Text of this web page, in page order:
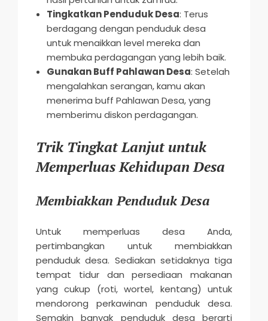
Tingkatkan Penduduk Desa: Terus
berdagang dengan penduduk desa
untuk menaikkan level mereka dan
membuka perdagangan yang lebih baik.
Gunakan Buff Pahlawan Desa: Setelah
mengalahkan serangan, kamu akan
menerima buff Pahlawan Desa, yang
memberimu diskon perdagangan.
Trik Tingkat Lanjut untuk
Memperluas Kehidupan Desa
Membiakkan Penduduk Desa
Untuk memperluas desa Anda,
pertimbangkan untuk membiakkan
penduduk desa. Sediakan setidaknya tiga
tempat tidur dan persediaan makanan
yang cukup (roti, wortel, kentang) untuk
mendorong perkawinan penduduk desa.
Semakin banyak penduduk desa berarti